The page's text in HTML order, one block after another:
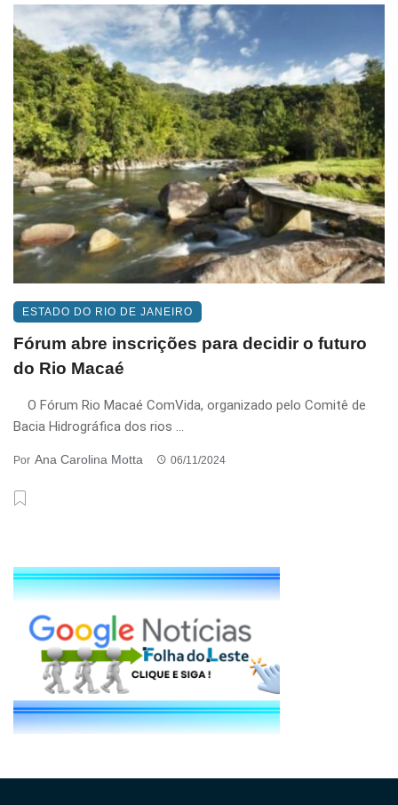
ESTADO DO RIO DE JANEIRO
Fórum abre inscrições para decidir o futuro
do Rio Macaé
O Fórum Rio Macaé ComVida, organizado pelo Comitê de
Bacia Hidrográfica dos rios ...
Por Ana Carolina Motta 06/11/2024